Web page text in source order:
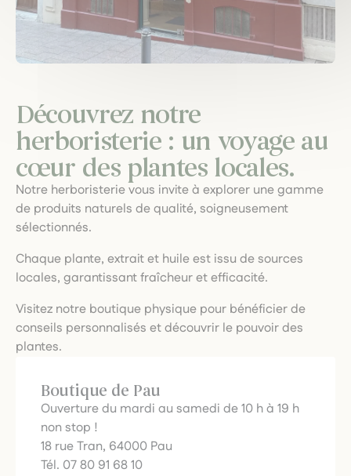
Découvrez notre
herboristerie : un voyage au
cœur des plantes locales.
Notre herboristerie vous invite à explorer une gamme
de produits naturels de qualité, soigneusement
sélectionnés.
Chaque plante, extrait et huile est issu de sources
locales, garantissant fraîcheur et efficacité.
Visitez notre boutique physique pour bénéficier de
conseils personnalisés et découvrir le pouvoir des
plantes.
Boutique de Pau
Ouverture du mardi au samedi de 10 h à 19 h
non stop !
18 rue Tran, 64000 Pau
Tél. 07 80 91 68 10